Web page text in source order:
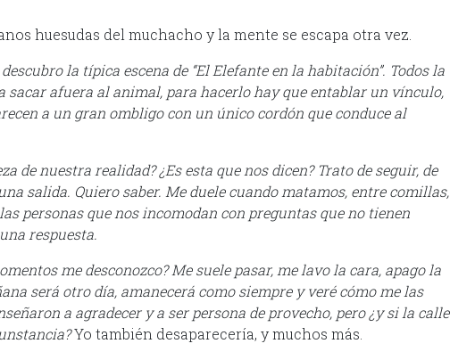
huesudas del muchacho y la mente se escapa otra vez.
la típica escena de “El Elefante en la habitación”. Todos la
sacar afuera al animal, para hacerlo hay que entablar un vínculo,
a un gran ombligo con un único cordón que conduce al
de nuestra realidad? ¿Es esta que nos dicen? Trato de seguir, de
salida. Quiero saber. Me duele cuando matamos, entre comillas,
personas que nos incomodan con preguntas que no tienen
respuesta.
me desconozco? Me suele pasar, me lavo la cara, apago la
será otro día, amanecerá como siempre y veré cómo me las
a agradecer y a ser persona de provecho, pero ¿y si la calle
Yo también desaparecería, y muchos más.